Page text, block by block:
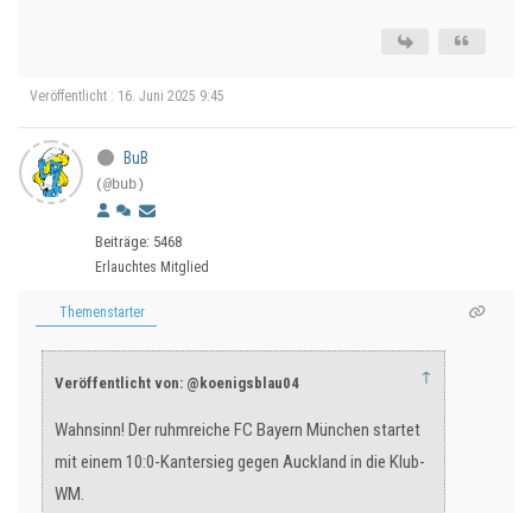
Veröffentlicht : 16. Juni 2025 9:45
BuB
(@bub)
Beiträge: 5468
Erlauchtes Mitglied
Themenstarter
Veröffentlicht von: @koenigsblau04 ↑
Wahnsinn! Der ruhmreiche FC Bayern München startet
mit einem 10:0-Kantersieg gegen Auckland in die Klub-
WM.